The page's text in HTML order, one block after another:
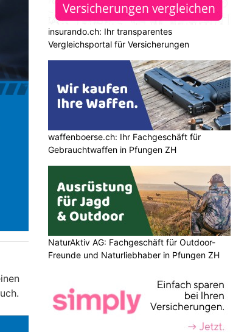
insurando.ch: Ihr transparentes
Vergleichsportal für Versicherungen
waffenboerse.ch: Ihr Fachgeschäft für
Gebrauchtwaffen in Pfungen ZH
NaturAktiv AG: Fachgeschäft für Outdoor-
Freunde und Naturliebhaber in Pfungen ZH